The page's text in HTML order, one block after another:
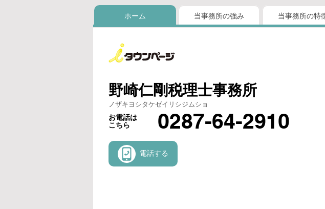
ホーム 当事務所の強み 当事務所の特
野崎仁剛税理士事務所
ノザキヨシタケゼイリシジムショ
お電話は
こちら
0287-64-2910
電話する